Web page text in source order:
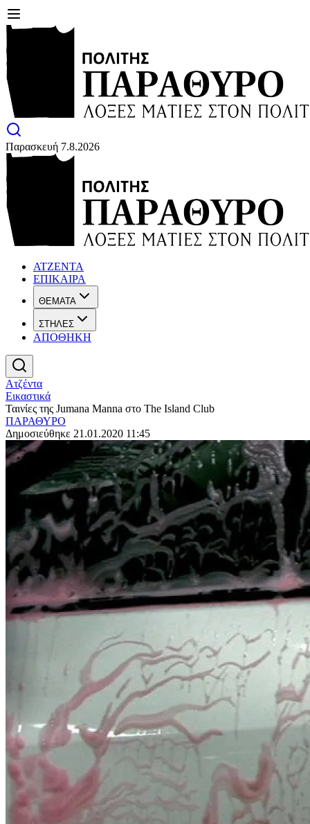
Παρασκευή 7.8.2026
ΑΤΖΕΝΤΑ
ΕΠΙΚΑΙΡΑ
ΘΕΜΑΤΑ
ΣΤΗΛΕΣ
ΑΠΟΘΗΚΗ
Ατζέντα
Εικαστικά
Ταινίες της Jumana Manna στο The Island Club
ΠΑΡΑΘΥΡΟ
Δημοσιεύθηκε 21.01.2020 11:45